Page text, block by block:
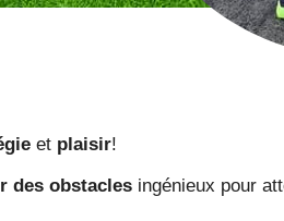
et plaisir!
des obstacles ingénieux pour